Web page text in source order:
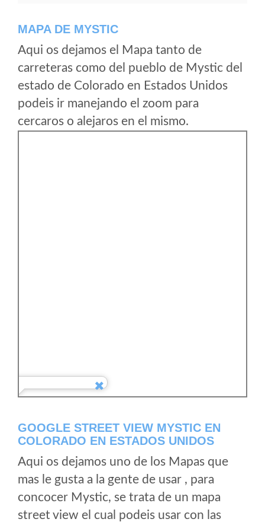
MAPA DE MYSTIC
Aqui os dejamos el Mapa tanto de
carreteras como del pueblo de Mystic del
estado de Colorado en Estados Unidos
podeis ir manejando el zoom para
cercaros o alejaros en el mismo.
GOOGLE STREET VIEW MYSTIC EN
COLORADO EN ESTADOS UNIDOS
Aqui os dejamos uno de los Mapas que
mas le gusta a la gente de usar , para
concocer Mystic, se trata de un mapa
street view el cual podeis usar con las